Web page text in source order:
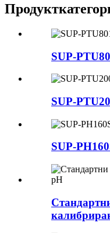
Продукт
SUP-
SUP-
SUP-